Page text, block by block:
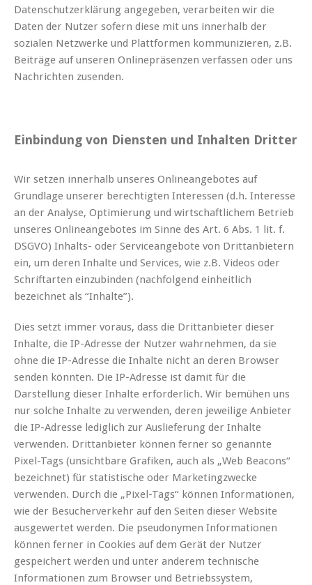
Datenschutzerklärung angegeben, verarbeiten wir die
Daten der Nutzer sofern diese mit uns innerhalb der
sozialen Netzwerke und Plattformen kommunizieren, z.B.
Beiträge auf unseren Onlinepräsenzen verfassen oder uns
Nachrichten zusenden.
Einbindung von Diensten und Inhalten Dritter
Wir setzen innerhalb unseres Onlineangebotes auf
Grundlage unserer berechtigten Interessen (d.h. Interesse
an der Analyse, Optimierung und wirtschaftlichem Betrieb
unseres Onlineangebotes im Sinne des Art. 6 Abs. 1 lit. f.
DSGVO) Inhalts- oder Serviceangebote von Drittanbietern
ein, um deren Inhalte und Services, wie z.B. Videos oder
Schriftarten einzubinden (nachfolgend einheitlich
bezeichnet als “Inhalte”).
Dies setzt immer voraus, dass die Drittanbieter dieser
Inhalte, die IP-Adresse der Nutzer wahrnehmen, da sie
ohne die IP-Adresse die Inhalte nicht an deren Browser
senden könnten. Die IP-Adresse ist damit für die
Darstellung dieser Inhalte erforderlich. Wir bemühen uns
nur solche Inhalte zu verwenden, deren jeweilige Anbieter
die IP-Adresse lediglich zur Auslieferung der Inhalte
verwenden. Drittanbieter können ferner so genannte
Pixel-Tags (unsichtbare Grafiken, auch als „Web Beacons“
bezeichnet) für statistische oder Marketingzwecke
verwenden. Durch die „Pixel-Tags“ können Informationen,
wie der Besucherverkehr auf den Seiten dieser Website
ausgewertet werden. Die pseudonymen Informationen
können ferner in Cookies auf dem Gerät der Nutzer
gespeichert werden und unter anderem technische
Informationen zum Browser und Betriebssystem,